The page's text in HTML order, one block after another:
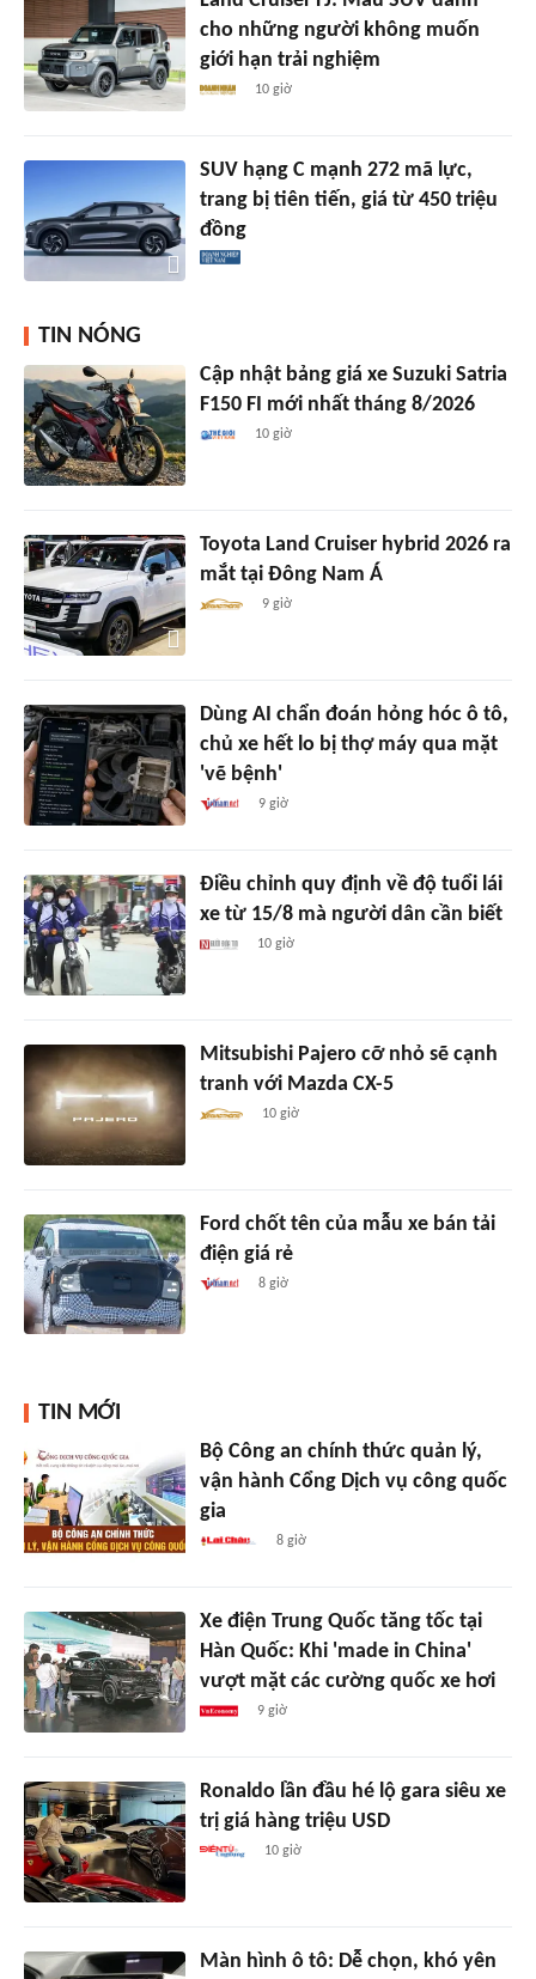
cho những người không muốn
giới hạn trải nghiệm
10 giờ
SUV hạng C mạnh 272 mã lực,
trang bị tiên tiến, giá từ 450 triệu
đồng
TIN NÓNG
Cập nhật bảng giá xe Suzuki Satria
F150 FI mới nhất tháng 8/2026
10 giờ
Toyota Land Cruiser hybrid 2026 ra
mắt tại Đông Nam Á
9 giờ
Dùng AI chẩn đoán hỏng hóc ô tô,
chủ xe hết lo bị thợ máy qua mặt
'vẽ bệnh'
9 giờ
Điều chỉnh quy định về độ tuổi lái
xe từ 15/8 mà người dân cần biết
10 giờ
Mitsubishi Pajero cỡ nhỏ sẽ cạnh
tranh với Mazda CX-5
10 giờ
Ford chốt tên của mẫu xe bán tải
điện giá rẻ
8 giờ
TIN MỚI
Bộ Công an chính thức quản lý,
vận hành Cổng Dịch vụ công quốc
gia
8 giờ
Xe điện Trung Quốc tăng tốc tại
Hàn Quốc: Khi 'made in China'
vượt mặt các cường quốc xe hơi
9 giờ
Ronaldo lần đầu hé lộ gara siêu xe
trị giá hàng triệu USD
10 giờ
Màn hình ô tô: Dễ chọn, khó yên